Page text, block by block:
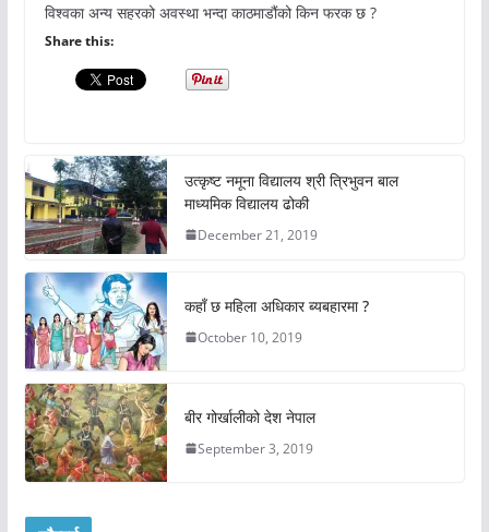
विश्वका अन्य सहरको अवस्था भन्दा काठमाडौंको किन फरक छ ?
Share this:
उत्कृष्ट नमूना विद्यालय श्री त्रिभुवन बाल
माध्यमिक विद्यालय ढोकी
December 21, 2019
कहाँ छ महिला अधिकार ब्यबहारमा ?
October 10, 2019
बीर गोर्खालीको देश नेपाल
September 3, 2019